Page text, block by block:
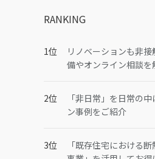
RANKING
リノベーションも非
備やオンライン相談を
「非日常」を日常の
ン事例をご紹介
「既存住宅における